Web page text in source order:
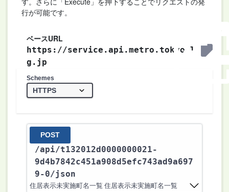
行が可能です。
ベースURL
https://service.api.metro.tokyo.l
g.jp
Schemes
POST
/api/t132012d0000000021-
9d4b7842c451a908d5efc743ad9a697
9-0/json
住居表示未実施町名一覧 住居表示未実施町名一覧